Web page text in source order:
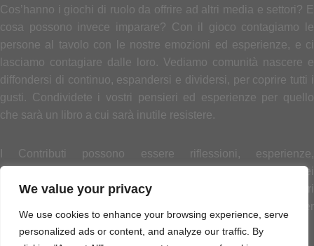
We value your privacy
We use cookies to enhance your browsing experience, serve
personalized ads or content, and analyze our traffic. By
Cos’hanno i giochi di ruolo da offrire ad altri media e settori? E
cosa possono invece imparare? Con il gioco contagiamo le
persone al tavolo con le nostre emozioni ed esperienze, e ci
lasciamo contagiare dalle loro. Vediamo comunità nascere e
diffondersi di continuo, espandersi e dividersi, per coprire tutti i
gusti. Condividete i vostri pensieri ed esperienze per quello
che sarà un libro a cui sarà inutile resistere.
I Contributi possono essere riflessioni, esperienze,
dissertazioni di teoria, riflessioni su storia ed evoluzione dei
giochi. L’unico criterio da tenere presente nel proporre i vostri
elaborati è che, come sempre, l’INCbook è pensato per
promuovere la diffusione del gioco.